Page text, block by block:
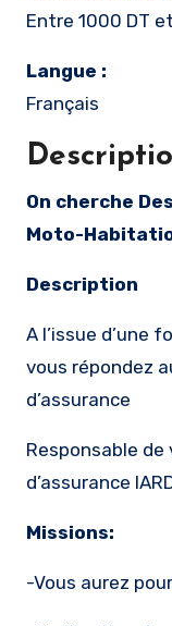
Entre 1000 DT
Langue :
Français
On cherche Des Assureurs Conseils pour faire la souscription en ligne des contrats d’assurances (Auto-
Moto-
Description
A l’issue d’une
vous répondez
d’assurance
Responsable
d’assurance
Missions:
-Vous aurez